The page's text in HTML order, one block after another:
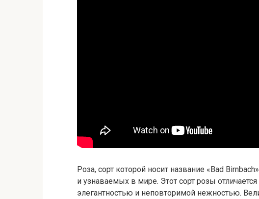
Роза, сорт которой носит название «Bad
и узнаваемых в мире. Этот сорт розы
элегантностью и неповторимой нежностью.